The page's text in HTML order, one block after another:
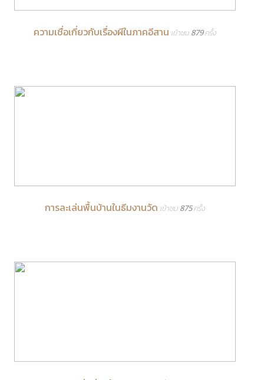
ความเชื่อเกี่ยวกับเรื่องผีในภาคอีสาน เข้าชม 879 ครั้ง
การละเล่นพื้นบ้านในธีมงานวัด เข้าชม 875 ครั้ง